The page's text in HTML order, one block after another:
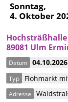
Sonntag,
4. Oktober
Hochsträßhalle
89081 Ulm
Datum 04.10.2026
Typ Flohmarkt
Adresse